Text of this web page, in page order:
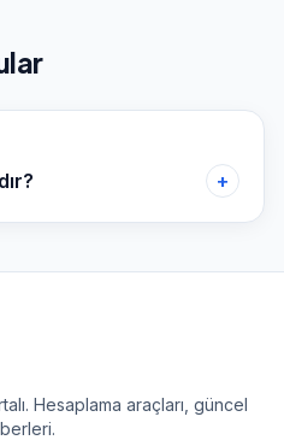
+
Hesaplama araçları, güncel